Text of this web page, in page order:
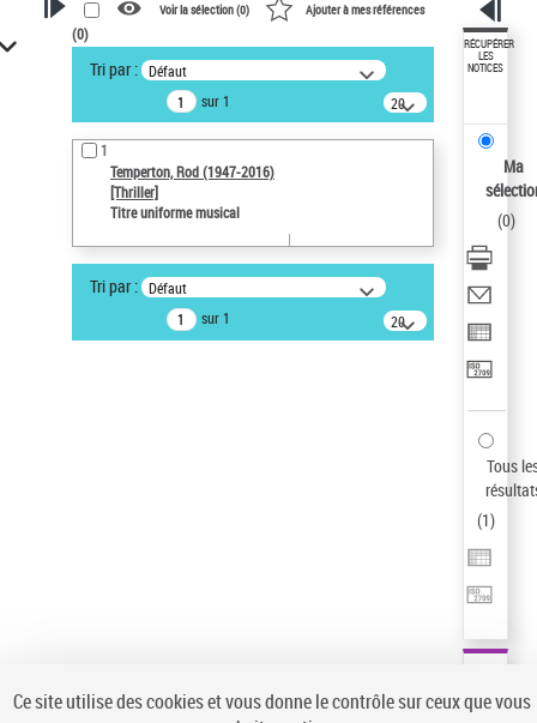
VOTRE RECHERCHE
Recherche avancée dans les
notices d’autorité
Œuvres liées à l'auteur :
Temperton, Rod (1947-2016)
Auteur d’œuvre
Type de notice d'autorité
Voir la sélection (0) Ajouter à mes références
(0)
Tri par : Défaut
sur 1
20
résultats/page
1
Temperton, Rod (1947-2016)
[Thriller]
Titre uniforme musical
Tri par : Défaut
sur 1
20
résultats/page
RÉCUPÉRER
LES
NOTICES
Ma
(0)
Tous
(1)
Ce site utilise des cookies et vous donne le contrôle sur ceux que vous